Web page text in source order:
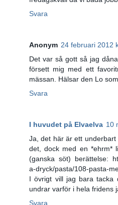
Svara
Anonym 24 februari 2012
Det var så gott så jag
försett mig med ett
mässan. Hälsar den Lo
Svara
I huvudet på Elvaelva 10
Ja, det här är ett
det, dock med en *ehrm*
(ganska söt) berättelse:
a-dryck/pasta/108-pasta-
I övrigt vill jag bara tacka
undrar varför i hela fridens
Svara